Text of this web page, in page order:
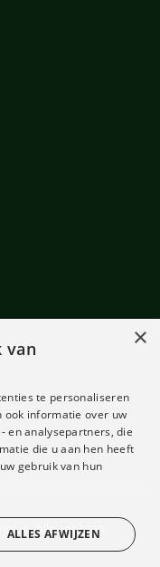
Alle rechten
×
van
te personaliseren
ook informatie over uw
en analysepartners, die
die u aan hen heeft
gebruik van hun
ALLES AFWIJZEN